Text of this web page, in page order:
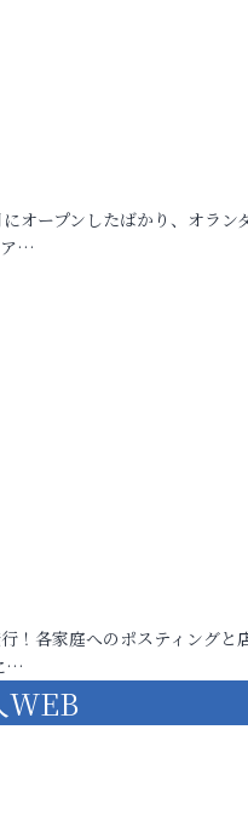
オープンしたばかり、オラン
ア…
！各家庭へのポスティングと
…
WEB